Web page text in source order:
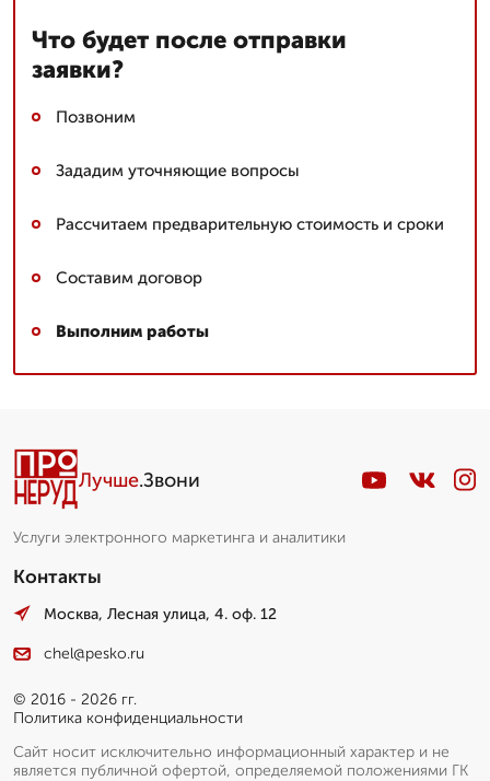
Что будет после отправки
заявки?
Позвоним
Зададим уточняющие вопросы
Рассчитаем предварительную стоимость и сроки
Составим договор
Выполним работы
Лучше.Звони
Услуги электронного маркетинга и аналитики
Контакты
Москва, Лесная улица, 4. оф. 12
chel@pesko.ru
© 2016 - 2026 гг.
Политика конфиденциальности
Сайт носит исключительно информационный характер и не
является публичной офертой, определяемой положениями ГК